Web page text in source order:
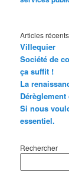
Articles récents
Villequier
Société de
ça suffit !
La
Si nous
essentiel.
Rechercher